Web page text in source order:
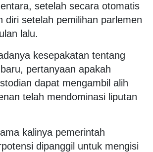
setelah secara otomatis
diri setelah pemilihan parlemen
lalu.
kesepakatan tentang
pertanyaan apakah
dapat mengambil alih
telah mendominasi liputan
kalinya pemerintah
dipanggil untuk mengisi